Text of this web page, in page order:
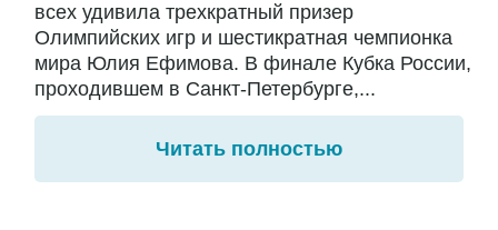
всех удивила трехкратный призер
Олимпийских игр и шестикратная чемпионка
мира Юлия Ефимова. В финале Кубка России,
проходившем в Санкт-Петербурге,...
Читать полностью